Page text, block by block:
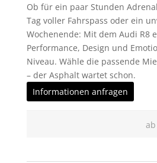
Ob für ein paar Stunden
Tag voller Fahrspass oder ein
Wochenende: Mit dem Audi R8
Performance, Design und
Niveau. Wähle die passende
– der Asphalt wartet schon.
Informationen anfragen
ab